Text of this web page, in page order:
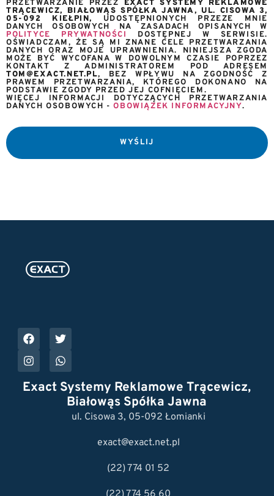
PRZETWARZANIE PRZEZ EXACT SYSTEMY REKLAMOWE
TRĄCEWICZ, BIAŁOWĄS SPÓŁKA JAWNA, UL. CISOWA 3,
05-092 KIEŁPIN, UDOSTĘPNIONYCH PRZEZE MNIE
DANYCH OSOBOWYCH NA ZASADACH OPISANYCH W
POLITYCE PRYWATNOŚCI
DOSTĘPNEJ W SERWISIE.
OŚWIADCZAM, ŻE SĄ MI ZNANE CELE PRZETWARZANIA
DANYCH ORAZ MOJE UPRAWNIENIA. NINIEJSZA ZGODA
MOŻE BYĆ WYCOFANA W DOWOLNYM CZASIE POPRZEZ
KONTAKT Z ADMINISTRATOREM POD ADRESEM
TOM@EXACT.NET.PL, BEZ WPŁYWU NA ZGODNOŚĆ Z
PRAWEM PRZETWARZANIA, KTÓREGO DOKONANO NA
PODSTAWIE ZGODY PRZED JEJ COFNIĘCIEM.
WIĘCEJ INFORMACJI DOTYCZĄCYCH PRZETWARZANIA
DANYCH OSOBOWYCH -OBOWIĄZEK INFORMACYJNY.
WYŚLIJ
Exact Systemy Reklamowe Trącewicz,
Białowąs Spółka Jawna
ul. Cisowa 3, 05-092 Łomianki
exact@exact.net.pl
(22) 774 01 52